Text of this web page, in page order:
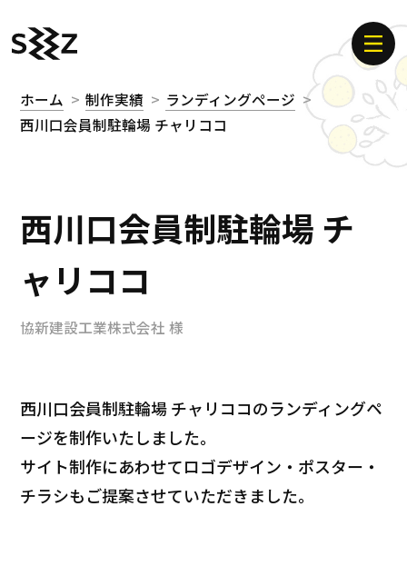
ホーム 制作実績
ランディングページ
西川口会員制駐輪場 チャリココ
西川口会員制駐輪場 チ
ャリココ
協新建設工業株式会社 様
西川口会員制駐輪場 チャリココのランディングペ
ージを制作いたしました。
サイト制作にあわせてロゴデザイン・ポスター・
チラシもご提案させていただきました。